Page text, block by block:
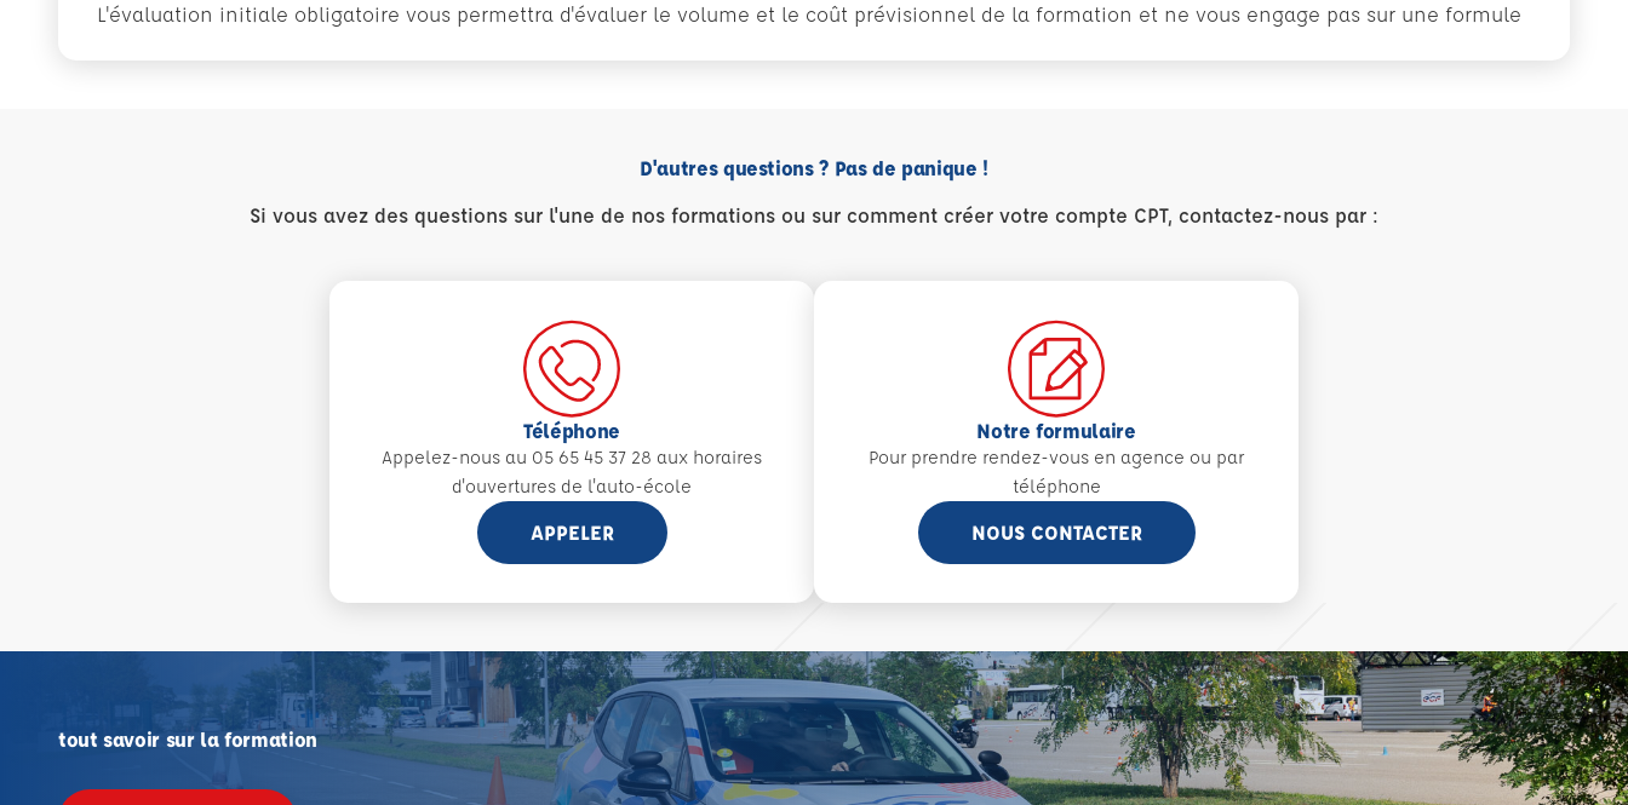
L'évaluation initiale obligatoire vous permettra d'évaluer le volume et le coût prévisionnel de la formation et ne vous engage pas sur une formule
D'autres questions ? Pas de panique !
Si vous avez des questions sur l'une de nos formations ou sur comment créer votre compte CPT, contactez-nous par :
Téléphone
Appelez-nous au 05 65 45 37 28 aux horaires
d'ouvertures de l'auto-école
APPELER
Notre formulaire
Pour prendre rendez-vous en agence ou par
téléphone
NOUS CONTACTER
tout savoir sur la formation